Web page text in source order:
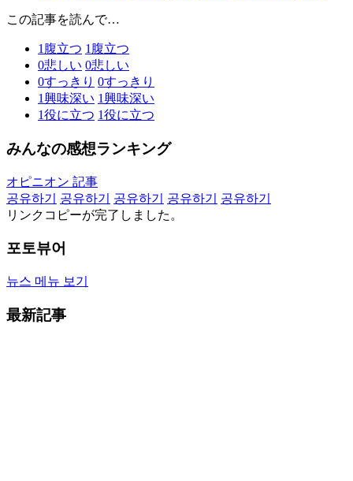
この記事を読んで…
1 腹立つ 1 腹立つ
0悲しい 0悲しい
0すっきり 0すっきり
1興味深い 1興味深い
1役に立つ 1役に立つ
みんなの感想ランキング
オピニオン 記事
공유하기
공유하기 공유하기 공유하기
공유하기
リンクコピーが完了しました。
포토뷰어
뉴스 메뉴 보기
最新記事